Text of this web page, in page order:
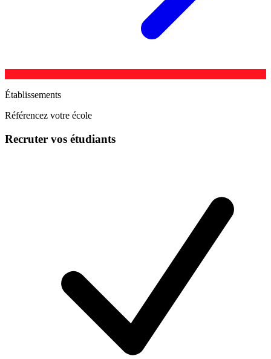
Établissements
Référencez votre école
Recruter vos étudiants